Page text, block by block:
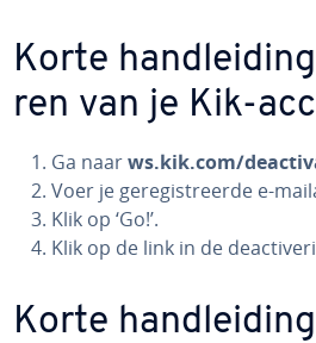
Korte
ren van je Kik-
Ga naarws.kik.com/
Voer je ge­re­gi­streer­de e-
Klik op ‘Go!’.
Klik op de link in de
Korte